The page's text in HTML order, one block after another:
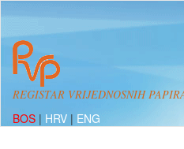
REGISTAR VRIJEDNOSNIH
BOS | HRV | ENG